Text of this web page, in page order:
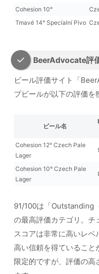
Cohesion 10°
Tmavé 14° Specíalní Pivo
BeerAdvocate評
ビール評価サイト「
プビールが以下の評価を
ビール名
Cohesion 12° Czech Pale
Lager
Cohesion 10° Czech Pale
Lager
91/100は「Outstanding
の最高評価カテゴリ。チ
スコアは非常に高いレベ
高い信頼を得ていること
限定的ですが、評価の